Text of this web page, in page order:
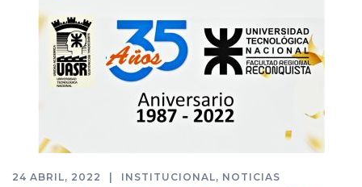
24 ABRIL, 2022 INSTITUCIONAL, NOTICIAS